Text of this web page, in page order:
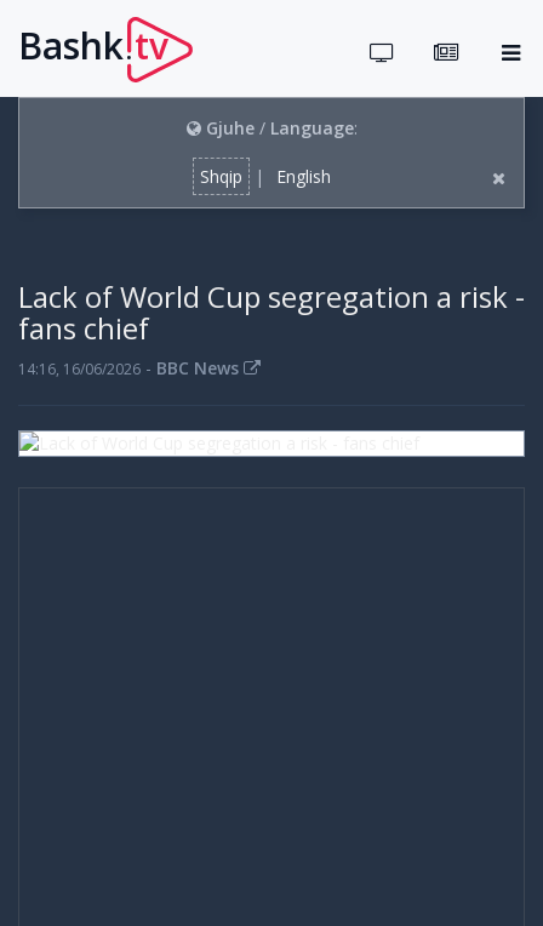
Bashk.tv
Gjuhe/ Language:
Shqip | English
Lack of World Cup segregation a risk -
fans chief
14:16, 16/06/2026 - BBC News